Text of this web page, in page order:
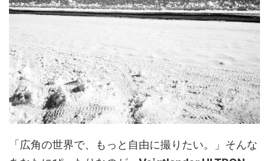
「広角の世界で、もっと自由に撮りたい。」そんな